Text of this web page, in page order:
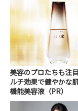
美容のプロたちも注
ルチ効果で健やかな
機能美容液（PR）